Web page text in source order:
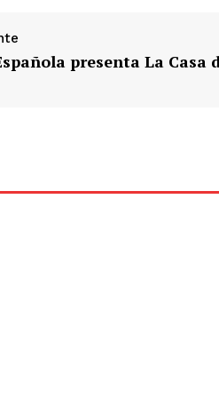
presenta La Casa